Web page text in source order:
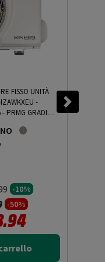
FISSO UNITÀ
-
- PRMG GRADING
-10%
ridotto da
a-50%